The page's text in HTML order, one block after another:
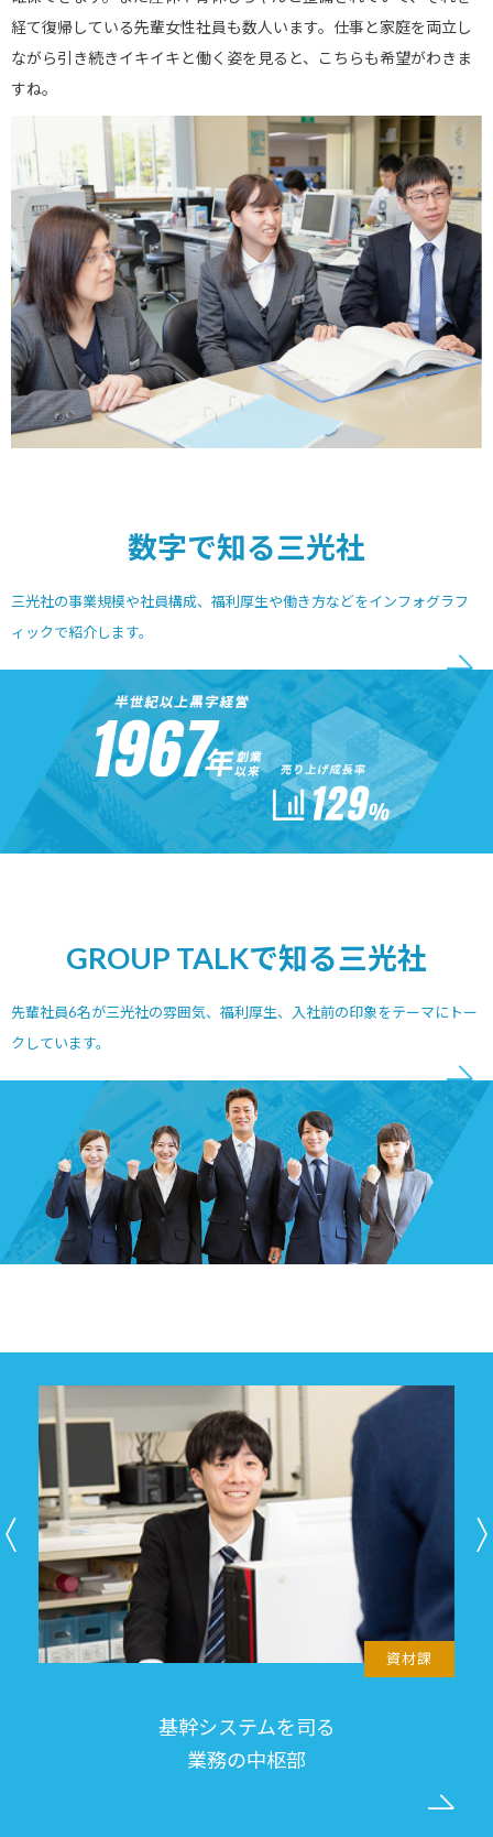
経て復帰している先輩女性社員も数人います。仕事と家庭を両立し
ながら引き続きイキイキと働く姿を見ると、こちらも希望がわきま
すね。
数字で知る三光社
三光社の事業規模や社員構成、福利厚生や働き方などをインフォグラフ
ィックで紹介します。
GROUP TALKで知る三光社
先輩社員6名が三光社の雰囲気、福利厚生、入社前の印象をテーマにトー
クしています。
製造部
製品完成までに携わる
モノづくり部門